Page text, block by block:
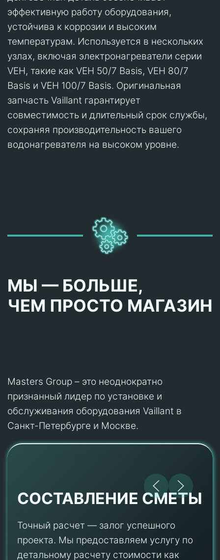
эффективную работу оборудования,
устойчива к коррозии и высоким
температурам. Используется в нескольких
узлах, включая электронагреватели серии
VEH, такие как VEH 50/7 Basis, VEH 80/7
Basis и VEH 100/7 Basis. Оригинальная
запчасть Vaillant гарантирует
совместимость и длительный срок службы,
сохраняя производительность вашего
водонагревателя на высоком уровне.
МЫ — БОЛЬШЕ,
ЧЕМ ПРОСТО МАГАЗИН
Masters Group – это неоднократно
признанный лидер по установке и
обслуживания оборудования Vaillant в
Санкт-Петербурге и Москве.
СОСТАВЛЕНИЕ СМЕТЫ
Точный расчет — залог успешного
проекта. Мы предоставляем услугу по
детальному расчету стоимости как